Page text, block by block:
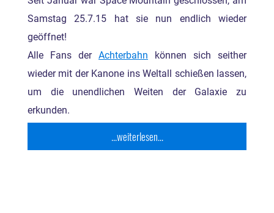
Samstag 25.7.15 hat sie nun endlich wieder
geöffnet!
Alle Fans der Achterbahn können sich seither
wieder mit der Kanone ins Weltall schießen lassen,
um die unendlichen Weiten der Galaxie zu
erkunden.
...weiterlesen...